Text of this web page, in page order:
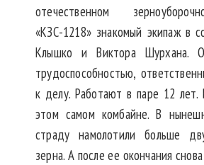
отечественном
«КЗС-1218» знакомый экипаж в
Клышко и Виктора Шурхана.
трудоспособностью,
к делу. Работают в паре 12
этом самом комбайне. В
страду намолотили больше
зерна. А после ее окончания